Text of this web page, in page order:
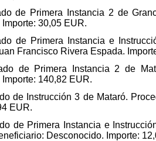
de Primera Instancia 2 de
30,05 EUR.
de Primera Instancia e
Francisco Rivera Espada.
de Primera Instancia 2 de
140,82 EUR.
de Instrucción 3 de Mataró.
EUR.
de Primera Instancia e
Desconocido. Importe: